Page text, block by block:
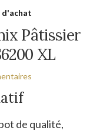
d'achat
Pâtissier
XL
de qualité,